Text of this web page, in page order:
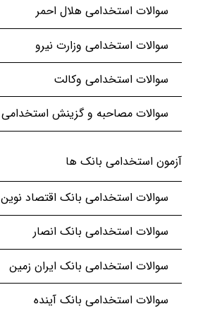
سوالات استخدامی هلال احمر
سوالات استخدامی وزارت نیرو
سوالات استخدامی وکالت
سوالات مصاحبه و گزینش استخدامی
آزمون استخدامی بانک ها
سوالات استخدامی بانک اقتصاد نوین
سوالات استخدامی بانک انصار
سوالات استخدامی بانک ایران زمین
سوالات استخدامی بانک آینده